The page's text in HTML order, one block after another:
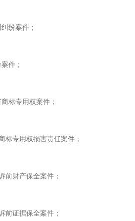
纷案件；
件；
标专用权案件；
专用权损害责任案件；
财产保全案件；
证据保全案件；